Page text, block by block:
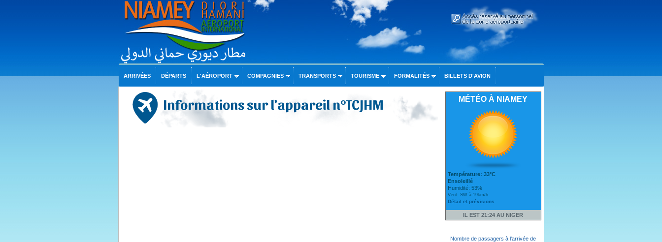
ARRIVÉES DÉPARTS L'AÉROPORT COMPAGNIES TRANSPORTS TOURISME FORMALITÉS BILLETS D'AVION
Informations sur l'appareil n°TCJHM MÉTÉO À NIAMEY
Température: 33°C
Ensoleillé
Humidité: 53%
Vent: SW à 19km/h
Détail et prévisions
IL EST 21:24 AU NIGER
Nombre de passagers à l'arrivée de